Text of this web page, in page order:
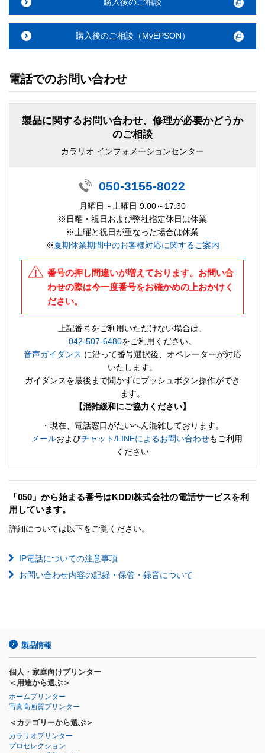
購入後のご相談（MyEPSON）
電話でのお問い合わせ
製品に関するお問い合わせ、修理が必要かどうか
のご相談
カラリオ インフォメーションセンター
050-3155-8022
月曜日～土曜日 9:00～17:30
※日曜・祝日および弊社指定休日は休業
※土曜と祝日が重なった場合は休業
※夏期休業期間中のお客様対応に関するご案内
番号の押し間違いが増えております。お問い合
わせの際は今一度番号をお確かめの上おかけく
ださい。
上記番号をご利用いただけない場合は、
042-507-6480をご利用ください。
音声ガイダンス に沿って番号選択後、オペレーターが対応
いたします。
ガイダンスを最後まで聞かずにプッシュボタン操作ができ
ます。
【混雑緩和にご協力ください】
・現在、電話窓口がたいへん混雑しております。
メールおよびチャット/LINEによるお問い合わせもご利用
ください
「050」から始まる番号はKDDI株式会社の電話サービスを利
用しています。
詳細については以下をご覧ください。
IP電話についての注意事項
お問い合わせ内容の記録・保管・録音について
製品情報
個人・家庭向けプリンター
＜用途から選ぶ＞
ホームプリンター
写真高画質プリンター
＜カテゴリーから選ぶ＞
カラリオプリンター
プロセレクション